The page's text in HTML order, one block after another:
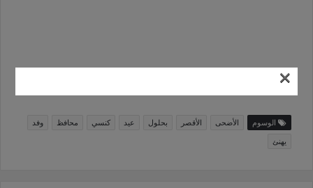
الخبر من المصدر
الوسوم الأضحى الأقصر بحلول عيد كنسي محافظ
وفد
يهنئ
×